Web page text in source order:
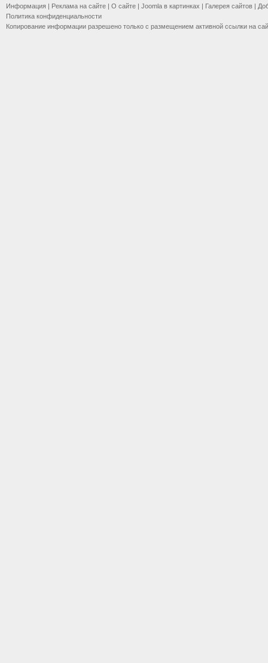
Информация | Реклама на сайте | О сайте | Joomla в картинках | Галерея сайтов |
Политика конфиденциальности
Копирование информации разрешено только с размещением активной ссылки на